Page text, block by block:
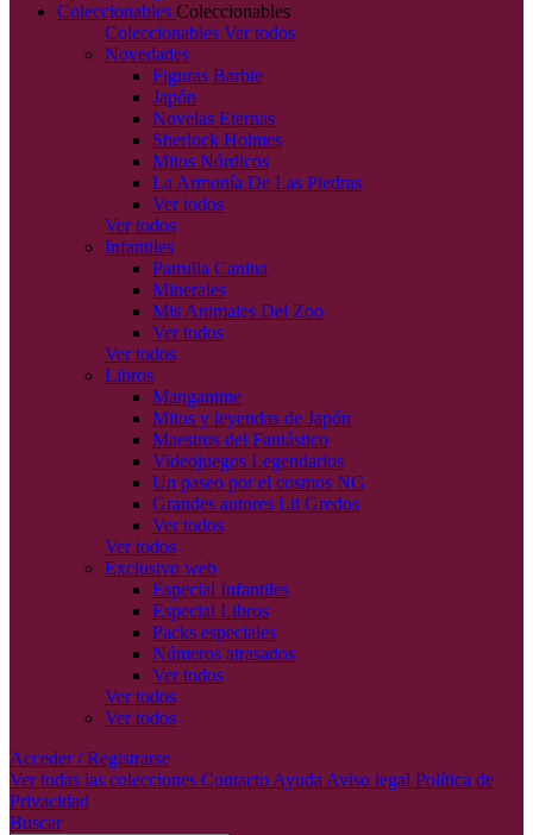
Coleccionables Coleccionables
Coleccionables Ver todos
Novedades
Figuras Barbie
Japón
Novelas Eternas
Sherlock Holmes
Mitos Nórdicos
La Armonía De Las Piedras
Ver todos
Ver todos
Infantiles
Patrulla Canina
Minerales
Mis Animales Del Zoo
Ver todos
Ver todos
Libros
Manganime
Mitos y leyendas de Japón
Maestros del Fantástico
Videojuegos Legendarios
Un paseo por el cosmos NG
Grandes autores Lit Gredos
Ver todos
Ver todos
Exclusivo web
Especial Infantiles
Especial Libros
Packs especiales
Números atrasados
Ver todos
Ver todos
Ver todos
Acceder / Registrarse
Ver todas las colecciones Contacto Ayuda Aviso legal Política de
Privacidad
Buscar